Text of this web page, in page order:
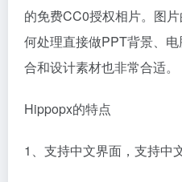
的免费CC0授权相片。图
何处理直接做PPT背景、
合和设计素材也非常合适。
Hippopx的特点
1、支持中文界面，支持中